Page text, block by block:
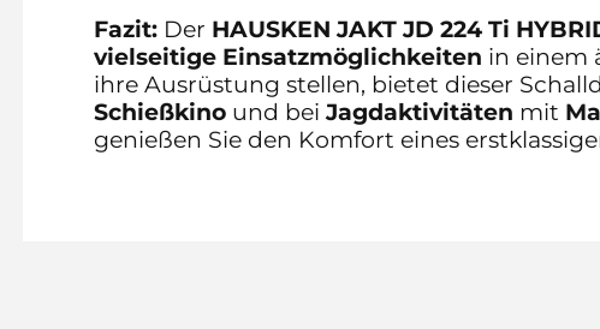
Fazit:Der HAUSKEN JAKT JD 224 Ti
vielseitige Einsatzmöglichkeiten in einem
ihre Ausrüstung stellen, bietet dieser
Schießkinound beiJagdaktivitäten mit
genießen Sie den Komfort eines